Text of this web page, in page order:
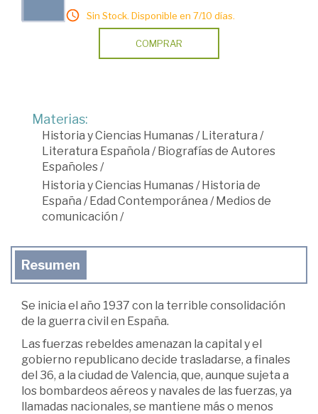
Sin Stock. Disponible en 7/10 días.
COMPRAR
Materias:
Historia y Ciencias Humanas /Literatura /
Literatura Española /Biografías de Autores
Españoles /
Historia y Ciencias Humanas /Historia de
España /Edad Contemporánea /Medios de
comunicación /
Resumen
Se inicia el año 1937 con la terrible consolidación
de la guerra civil en España.
Las fuerzas rebeldes amenazan la capital y el
gobierno republicano decide trasladarse, a finales
del 36, a la ciudad de Valencia, que, aunque sujeta a
los bombardeos aéreos y navales de las fuerzas, ya
llamadas nacionales, se mantiene más o menos